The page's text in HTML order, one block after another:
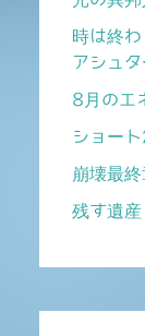
時は終
アシュタ
8月のエ
ショー
崩壊最終
残す遺